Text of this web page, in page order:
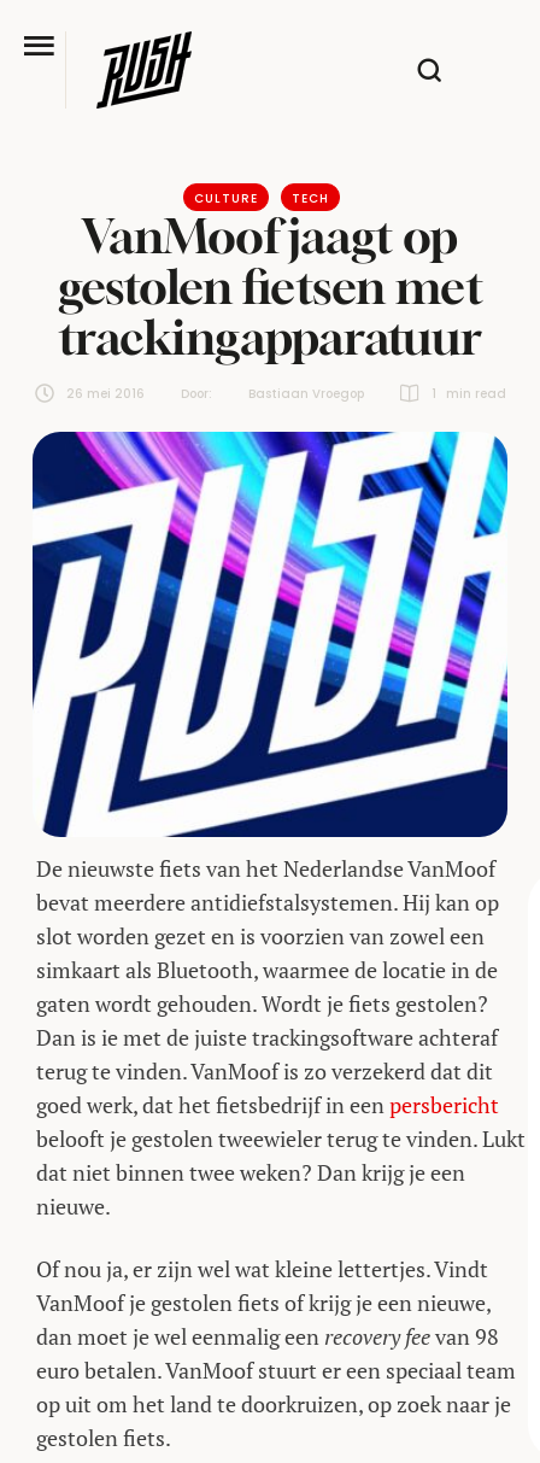
CULTURE TECH
VanMoof jaagt op
gestolen fietsen met
trackingapparatuur
26 mei 2016 Door: Bastiaan Vroegop 1 min read
De nieuwste fiets van het Nederlandse VanMoof
bevat meerdere antidiefstalsystemen. Hij kan op
slot worden gezet en is voorzien van zowel een
simkaart als Bluetooth, waarmee de locatie in de
gaten wordt gehouden. Wordt je fiets gestolen?
Dan is ie met de juiste trackingsoftware achteraf
terug te vinden. VanMoof is zo verzekerd dat dit
goed werk, dat het fietsbedrijf in eenpersbericht
belooft je gestolen tweewieler terug te vinden. Lukt
dat niet binnen twee weken? Dan krijg je een
nieuwe.
Of nou ja, er zijn wel wat kleine lettertjes. Vindt
VanMoof je gestolen fiets of krijg je een nieuwe,
dan moet je wel eenmalig een recovery feevan 98
euro betalen. VanMoof stuurt er een speciaal team
op uit om het land te doorkruizen, op zoek naar je
gestolen fiets.